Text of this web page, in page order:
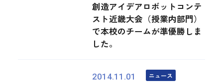
創造アイデアロボットコンテ
スト近畿大会（授業内部門）
で本校のチームが準優勝しま
した。
2014.11.01 ニュース